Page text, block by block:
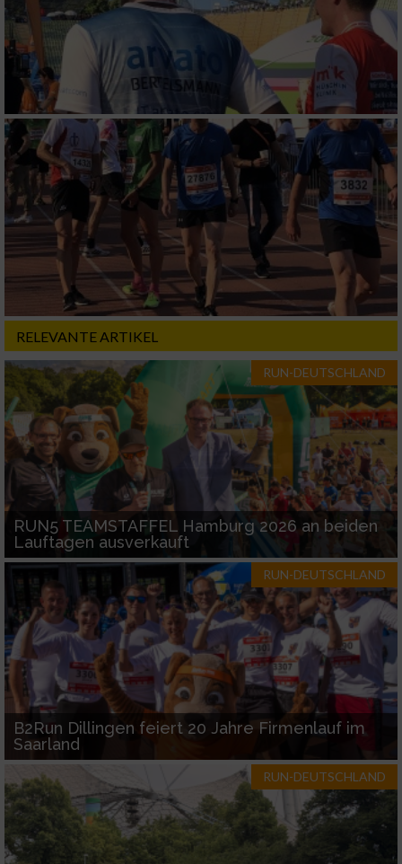
RELEVANTE ARTIKEL
RUN-DEUTSCHLAND
RUN5 TEAMSTAFFEL Hamburg 2026 an beiden
Lauftagen ausverkauft
RUN-DEUTSCHLAND
B2Run Dillingen feiert 20 Jahre Firmenlauf im
Saarland
RUN-DEUTSCHLAND